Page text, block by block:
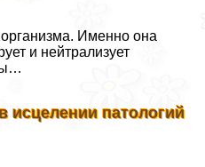
Именно она
и нейтрализует
исцелении патологий